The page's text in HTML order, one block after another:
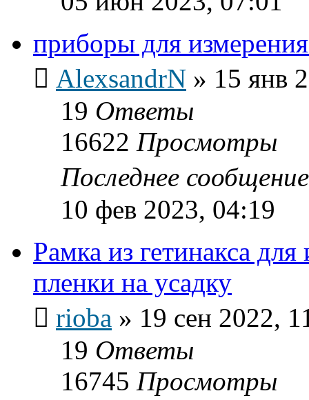
приборы для
AlexsandrN » 15 янв
19 Ответы
16622 Просмотры
Последнее
10 фев 2023, 04:19
Рамка из гетинакса
пленки на усадку
rioba » 19 сен 2022,
19 Ответы
16745 Просмотры